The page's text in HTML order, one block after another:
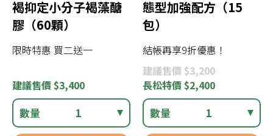
褐抑定小分子褐藻醣
膠（60顆）
限時特惠 買二送一
建議售價 $3,400
數量 1
態型加強配方（15
包）
結帳再享9折優惠！
建議售價 $3,200
長松特價 $2,400
數量 1